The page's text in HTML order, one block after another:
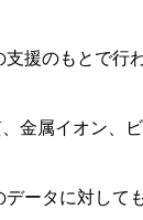
援のもとで行
金属イオン、
ータに対して